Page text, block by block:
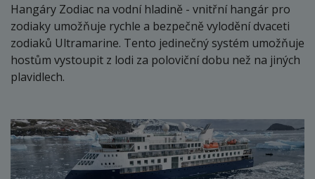
Hangáry Zodiac na vodní hladině - vnitřní hangár pro
zodiaky umožňuje rychle a bezpečně vylodění dvaceti
zodiaků Ultramarine. Tento jedinečný systém umožňuje
hostům vystoupit z lodi za poloviční dobu než na jiných
plavidlech.